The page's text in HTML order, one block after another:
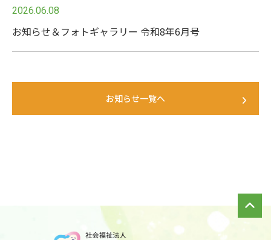
2026.06.08
お知らせ＆フォトギャラリー 令和8年6月号
お知らせ一覧へ